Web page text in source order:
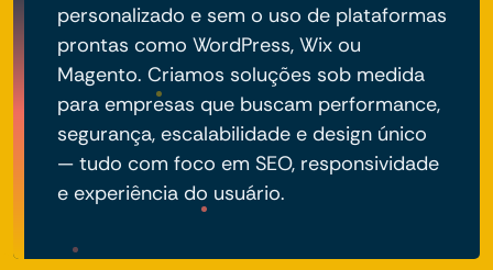
personalizado e sem o uso de plataformas
prontas como WordPress, Wix ou
Magento. Criamos soluções sob medida
para empresas que buscam performance,
segurança, escalabilidade e design único
— tudo com foco em SEO, responsividade
e experiência do usuário.